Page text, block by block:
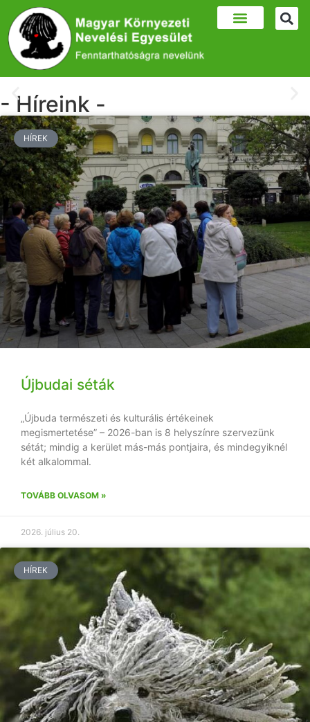
Az Év beporzói 2026
Az Év beporzói 2026-ban a
ZENGŐLEGYEK
- Híreink -
HÍREK
Újbudai séták
„Újbuda természeti és kulturális értékeinek
megismertetése” – 2026-ban is 8 helyszínre szervezünk
sétát; mindig a kerület más-más pontjaira, és mindegyiknél
két alkalommal.
TOVÁBB OLVASOM »
2026. július 20.
HÍREK